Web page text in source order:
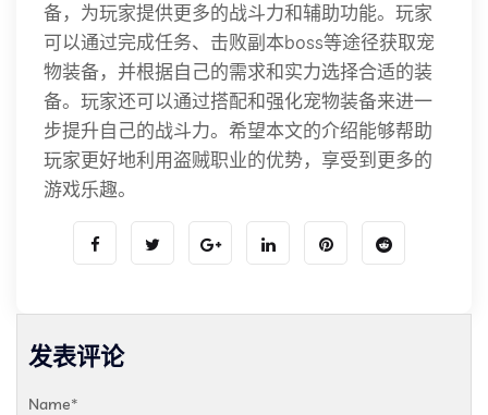
备，为玩家提供更多的战斗力和辅助功能。玩家
可以通过完成任务、击败副本boss等途径获取宠
物装备，并根据自己的需求和实力选择合适的装
备。玩家还可以通过搭配和强化宠物装备来进一
步提升自己的战斗力。希望本文的介绍能够帮助
玩家更好地利用盗贼职业的优势，享受到更多的
游戏乐趣。
发表评论
Name*